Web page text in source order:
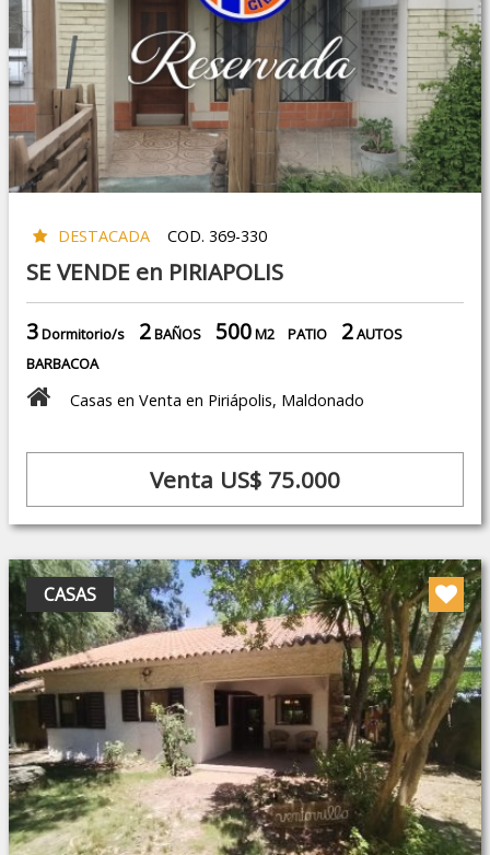
DESTACADA COD. 369-330
SE VENDE en PIRIAPOLIS
3Dormitorio/s 2BAÑOS 500M2 PATIO 2AUTOS
BARBACOA
Casas en Venta en Piriápolis, Maldonado
Venta US$ 75.000
CASAS